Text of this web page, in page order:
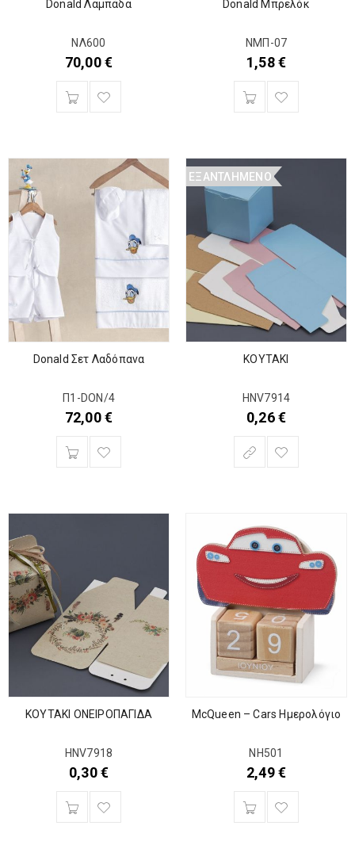
Donald Λαμπάδα
ΝΛ600
70,00€
Donald Μπρελόκ
ΝΜΠ-07
1,58€
Donald Σετ Λαδόπανα
Π1-DON/4
72,00€
ΕΞΑΝΤΛΗΜΈΝΟ
KOYTAKI
HNV7914
0,26€
KOYTAKI ΟΝΕΙΡΟΠΑΓΙΔΑ
HNV7918
0,30€
McQueen – Cars Ημερολόγιο
ΝΗ501
2,49€